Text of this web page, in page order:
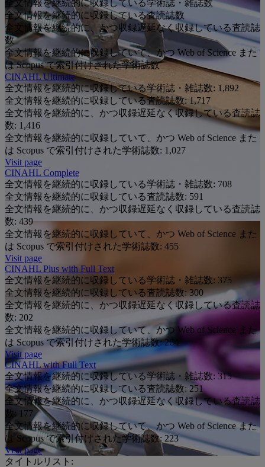
全文情報を継続的に収録している学術誌・雑誌数
全文情報を継続的に収録している査読誌数
全文情報を継続的に、かつ収録遅延なく収録している査読誌
数
全文情報を継続的に収録していて、かつ Web of Science また
は Scopus で索引付けされた学術誌数
CINAHL Ultimate
全文情報を継続的に収録している学術誌・雑誌数: 1,892
全文情報を継続的に収録している査読誌数: 1,717
全文情報を継続的に、かつ収録遅延なく収録している査読誌
数: 1,416
全文情報を継続的に収録していて、かつ Web of Science また
は Scopus で索引付けされた学術誌数: 1,027
Visit page
CINAHL Complete
全文情報を継続的に収録している学術誌・雑誌数: 708
全文情報を継続的に収録している査読誌数: 591
全文情報を継続的に、かつ収録遅延なく収録している査読誌
数: 439
全文情報を継続的に収録していて、かつ Web of Science また
は Scopus で索引付けされた学術誌数: 455
Visit page
CINAHL Plus with Full Text
全文情報を継続的に収録している学術誌・雑誌数: 375
全文情報を継続的に収録している査読誌数:300
全文情報を継続的に、かつ収録遅延なく収録している査読誌
数: 202
全文情報を継続的に収録していて、かつ Web of Science また
は Scopus で索引付けされた学術誌数:264
Visit page
CINAHL with Full Text
全文情報を継続的に収録している学術誌・雑誌数: 315
全文情報を継続的に収録している査読誌数: 251
全文情報を継続的に、かつ収録遅延なく収録している査読誌
数: 177
全文情報を継続的に収録していて、かつ Web of Science また
は Scopus で索引付けされた学術誌数: 223
Visit page
タイトルリスト: